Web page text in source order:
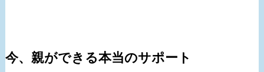
今、親ができる本当のサポート